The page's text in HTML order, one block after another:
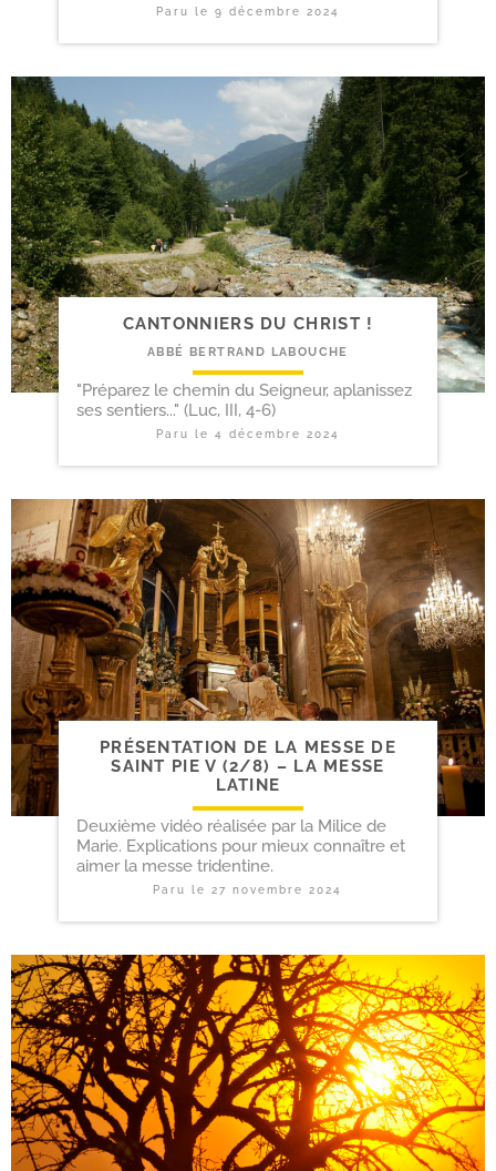
Paru le 9 décembre 2024
CANTONNIERS DU CHRIST !
ABBÉ BERTRAND LABOUCHE
"Préparez le chemin du Seigneur, aplanissez
ses sentiers..." (Luc, III, 4-6)
Paru le 4 décembre 2024
PRÉSENTATION DE LA MESSE DE
SAINT PIE V (2/​8) – LA MESSE
LATINE
Deuxième vidéo réalisée par la Milice de
Marie. Explications pour mieux connaître et
aimer la messe tridentine.
Paru le27 novembre 2024